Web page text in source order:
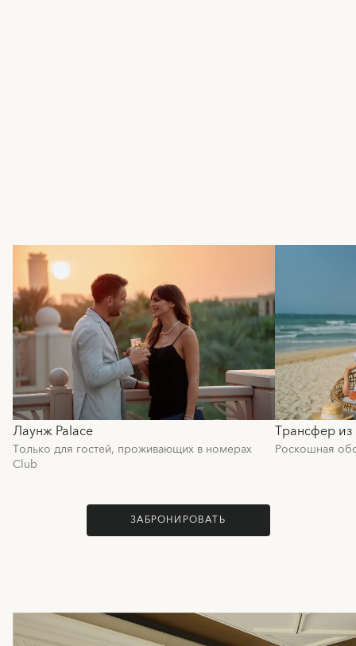
Лаунж Palace
Только для гостей, проживающих в номерах
Club
Трансфер
Роскошная
ЗАБРОНИРОВАТЬ